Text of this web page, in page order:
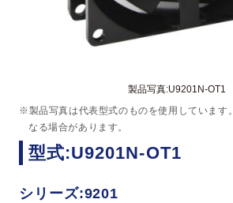
製品写真:U9201N-OT1
※製品写真は代表型式のものを使用しています
なる場合があります。
型式:U9201N-OT1
シリーズ:9201